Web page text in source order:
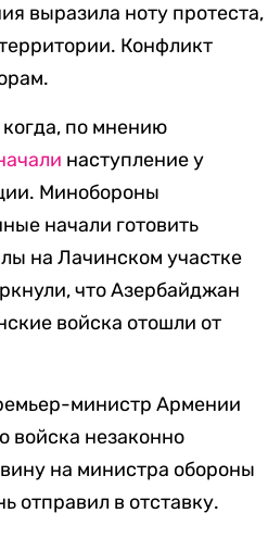
выразила ноту протеста,
Конфликт
когда, по мнению
наступление у
Минобороны
начали готовить
на Лачинском участке
что Азербайджан
войска отошли от
министр Армении
войска незаконно
на министра обороны
отправил в отставку.